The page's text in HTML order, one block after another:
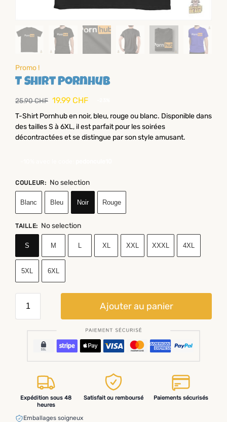
Promo !
T Shirt Pornhub
25.90CHF 19.99 CHF
T-Shirt Pornhub en noir, bleu, rouge ou blanc. Disponible dans
des tailles S à 6XL, il est parfait pour les soirées
décontractées et se distingue par son style amusant.
COULEUR: No selection
Blanc Bleu Noir Rouge
TAILLE: No selection
S M XL XXL XXXL 4XL
5XL 6XL
Ajouter au panier
Expédition sous 48
heures
Satisfait ou remboursé Paiements sécurisés
Emballages soigneux